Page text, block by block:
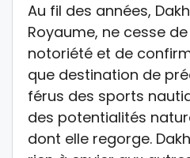
Au fil des années,
Royaume, ne cesse
notoriété et de
que destination de
férus des sports
des potentialités
dont elle regorge.